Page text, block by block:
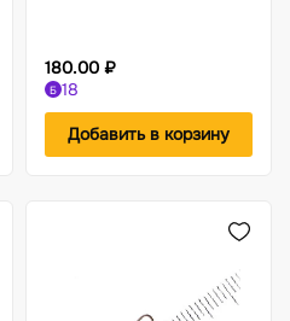
180.00 ₽
Б 18
Добавить в корзину